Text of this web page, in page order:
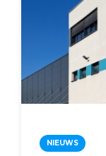
NIEUWS